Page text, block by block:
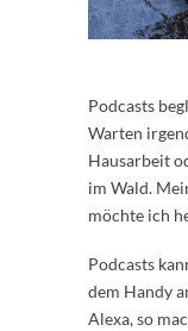
Podcasts
Warten
Hausarbeit
im Wald.
möchte ich
Podcasts
dem Handy
Alexa, so